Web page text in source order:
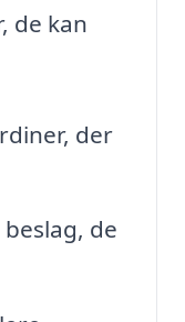
de kan
der
de